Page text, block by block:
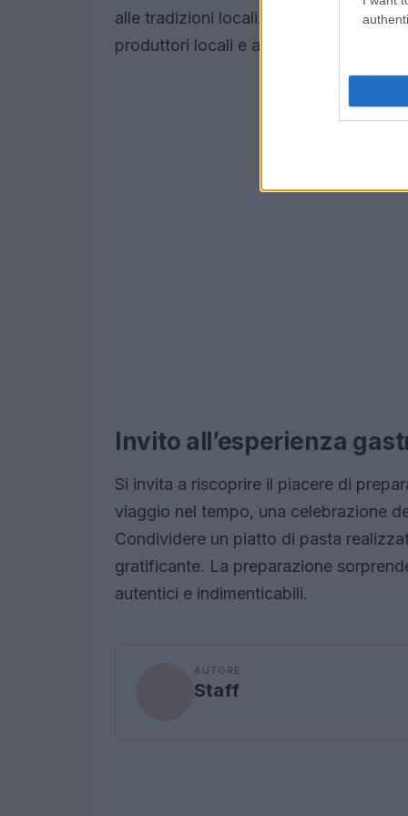
alle tradizioni locali. Scegliere
produttori locali e arricchisce il sapore
Invito all’esperienza
Si invita a riscoprire il piacere di
viaggio nel tempo, una celebrazione
Condividere un piatto di pasta
gratificante. La preparazione
autentici e indimenticabili.
AUTORE
Staff